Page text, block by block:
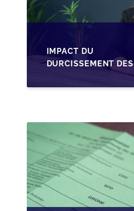
IMPACT DU
DURCISSEMENT DES
CRÉDIT SUR LA